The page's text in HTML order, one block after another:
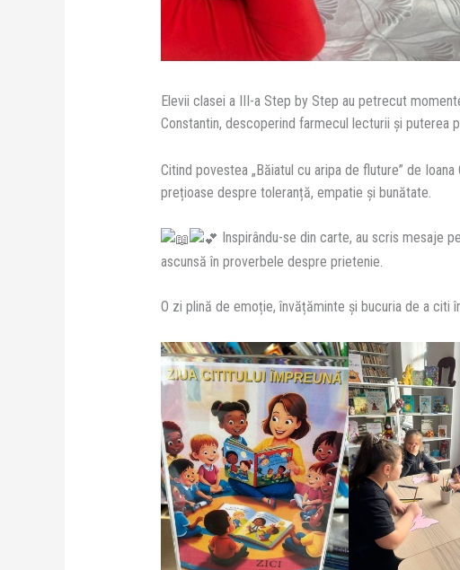
Elevii clasei a III-a Step by Step au petrecut
Constantin, descoperind farmecul lecturii și puterea
Citind povestea „Băiatul cu aripa de fluture” de
prețioase despre toleranță, empatie și bunătate.
Inspirându-se din carte, au scris mesaje
ascunsă în proverbele despre prietenie.
O zi plină de emoție, învățăminte și bucuria de a citi